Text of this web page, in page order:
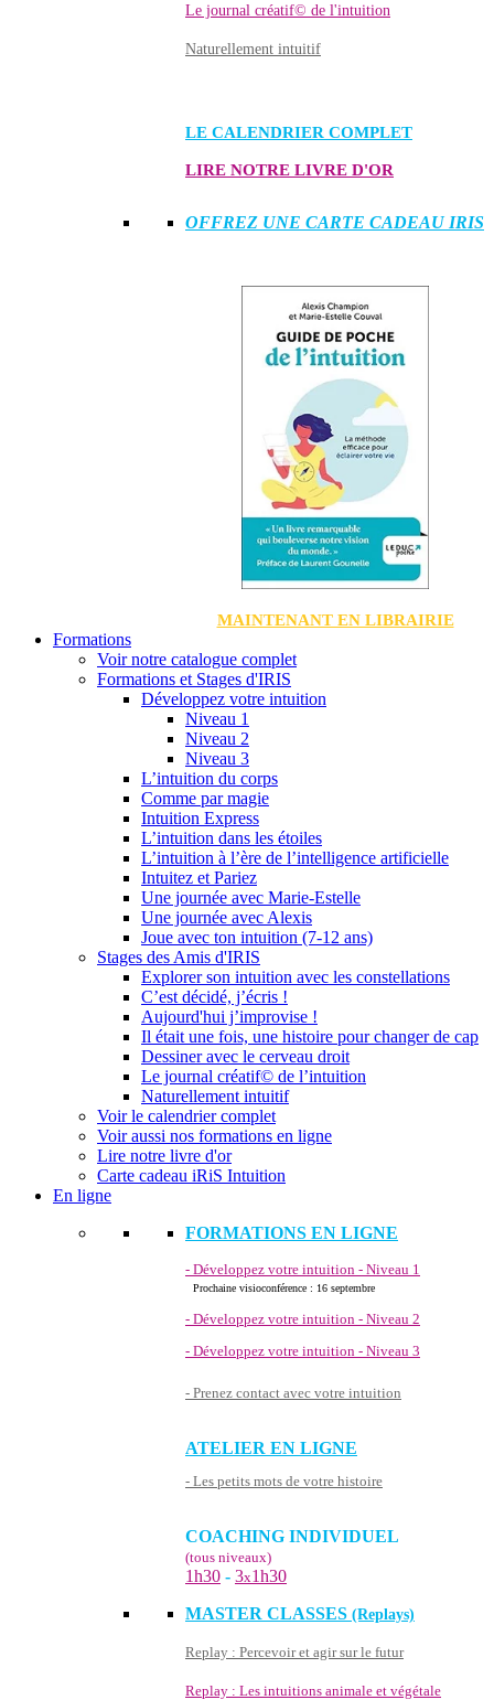
Le journal créatif© de l'intuition
Naturellement intuitif
LE CALENDRIER COMPLET
LIRE NOTRE LIVRE D'OR
OFFREZ UNE CARTE CADEAU IRIS
MAINTENANT EN LIBRAIRIE
Formations
Voir notre catalogue complet
Formations et Stages d'IRIS
Développez votre intuition
Niveau 1
Niveau 2
Niveau 3
L’intuition du corps
Comme par magie
Intuition Express
L’intuition dans les étoiles
L’intuition à l’ère de l’intelligence artificielle
Intuitez et Pariez
Une journée avec Marie-Estelle
Une journée avec Alexis
Joue avec ton intuition (7-12 ans)
Stages des Amis d'IRIS
Explorer son intuition avec les constellations
C’est décidé, j’écris !
Aujourd'hui j’improvise !
Il était une fois, une histoire pour changer de cap
Dessiner avec le cerveau droit
Le journal créatif© de l’intuition
Naturellement intuitif
Voir le calendrier complet
Voir aussi nos formations en ligne
Lire notre livre d'or
Carte cadeau iRiS Intuition
En ligne
FORMATIONS EN LIGNE
- Développez votre intuition - Niveau 1
Prochaine visioconférence : 16 septembre
- Développez votre intuition - Niveau 2
- Développez votre intuition - Niveau 3
- Prenez contact avec votre intuition
ATELIER EN LIGNE
- Les petits mots de votre histoire
COACHING INDIVIDUEL
(tous niveaux)
1h30 - 3x1h30
MASTER CLASSES (Replays)
Replay : Percevoir et agir sur le futur
Replay : Les intuitions animale et végétale